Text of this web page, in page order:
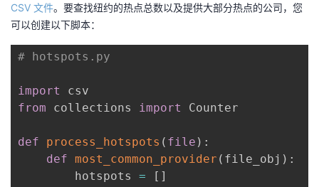
CSV 文件。要查找纽约的热点总数以及提供大部分热点的公司，您
可以创建以下脚本：
# hotspots.py
import
from collections import Counter
def process_hotspots ( file ) :
def most_common_provider ( file_obj ) :
        hotspots
= [ ]